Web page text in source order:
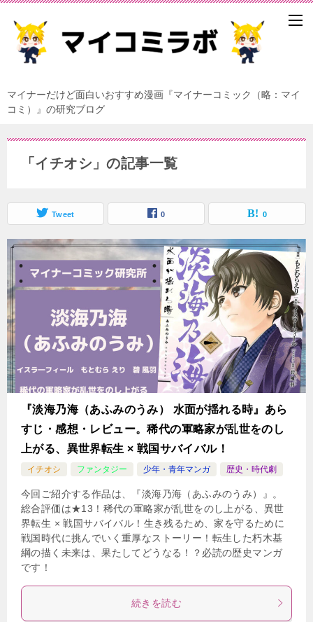
マイナーだけど面白いおすすめ漫画『マイナーコミック（略：マイ
コミ）』の研究ブログ
「イチオシ」の記事一覧
Tweet 0 0
『淡海乃海（あふみのうみ） 水面が揺れる時』あら
すじ・感想・レビュー。稀代の軍略家が乱世をのし
上がる、異世界転生 × 戦国サバイバル！
イチオシ ファンタジー 少年・青年マンガ 歴史・時代劇
今回ご紹介する作品は、『淡海乃海（あふみのうみ）』。
総合評価は★13！稀代の軍略家が乱世をのし上がる、異世
界転生 × 戦国サバイバル！生き残るため、家を守るために
戦国時代に挑んでいく重厚なストーリー！転生した朽木基
綱の描く未来は、果たしてどうなる！？必読の歴史マンガ
です！
続きを読む